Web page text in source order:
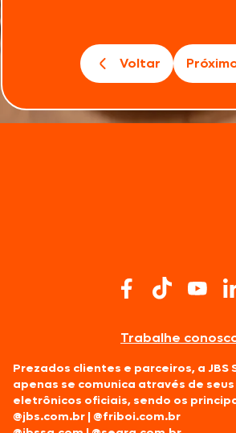
Voltar
Trabalhe
Prezados clientes e parceiros, a JBS
apenas se comunica através de
eletrônicos oficiais, sendo os
@jbs.com.br |@friboi.com.br